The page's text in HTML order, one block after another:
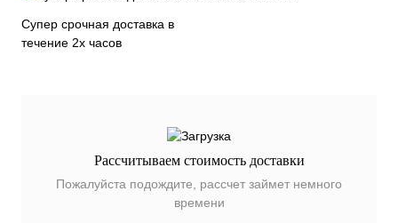
Супер срочная доставка в
течение 2х часов
Рассчитываем стоимость доставки
Пожалуйста подождите, рассчет займет немного
времени